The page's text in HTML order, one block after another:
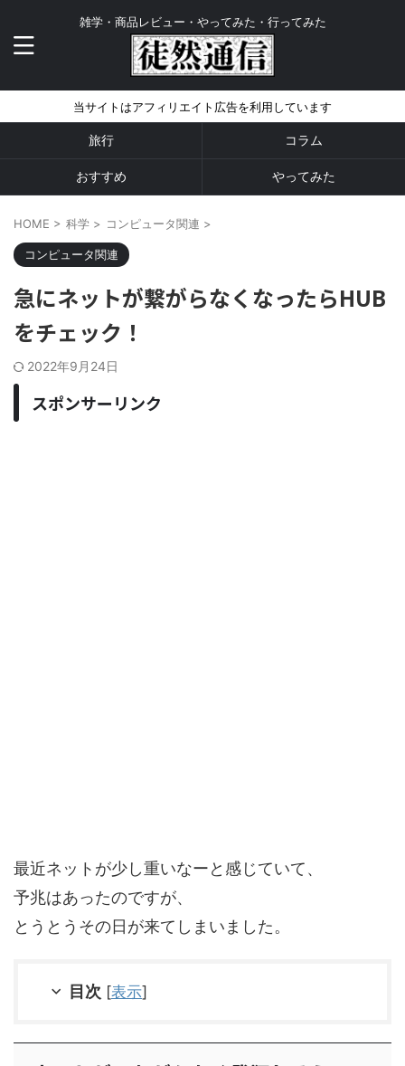
雑学・商品レビュー・やってみた・行ってみた
当サイトはアフィリエイト広告を利用しています
旅行 コラム
おすすめ やってみた
HOME > 科学 > コンピュータ関連 >
コンピュータ関連
急にネットが繋がらなくなったらHUB
をチェック！
2022年9月24日
スポンサーリンク
最近ネットが少し重いなーと感じていて、
予兆はあったのですが、
とうとうその日が来てしまいました。
目次 [表示]